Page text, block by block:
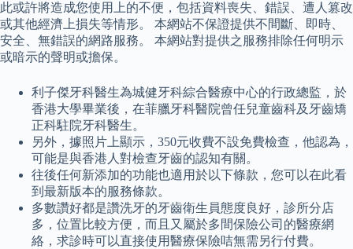
此或許將造成您使用上的不便，包括資料喪失、錯誤、遭人篡改
或其他經濟上損失等情形。 本網站不保證提供不間斷、即時、
安全、無錯誤的網路服務。 本網站對提供之服務排除任何明示
或暗示的聲明或擔保。
利子傑牙科醫生為城健牙科綜合醫療中心的行政總監，於
香港大學畢業後，在菲臘牙科醫院曾任兒童齒科及牙齒矯
正科駐院牙科醫生。
另外，據照片上顯示，350元收費不設免費檢查，他認為，
可能是與香港人對檢查牙齒的認知有關。
往後任何新添加的功能也適用於以下條款，您可以在此看
到最新版本的服務條款。
多數讚好都是讚洗牙的牙齒衛生員態度良好，診所分店
多，位置比較方便，而且又屬於多間保險公司的醫療網
絡，求診時可以直接使用醫療保險咭無需另行付費。